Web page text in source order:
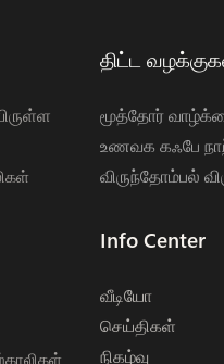
திட்ட
மூத்தோர்
உணவக கஃபே
விருந்தோம்பல்
Info Center
வீடியோ
செய்திகள்
நிகழ்வு